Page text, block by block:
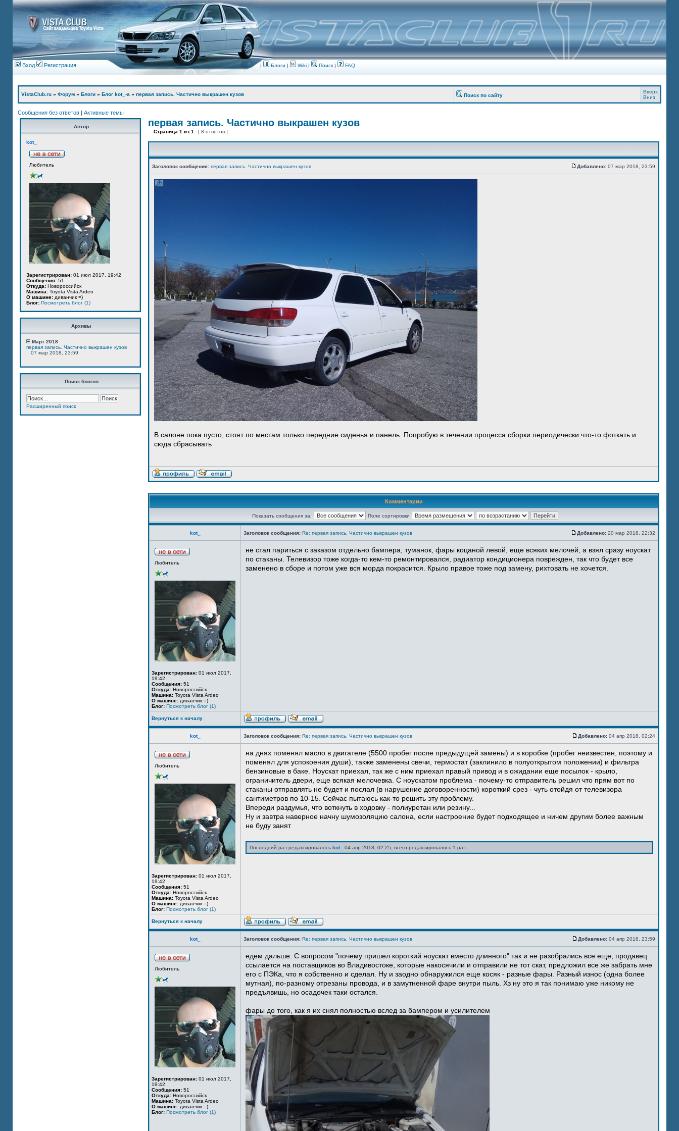
Вход Регистрация | Блоги | Wiki | Поиск| FAQ
VistaClub.ru » Форум » Блоги » Блог kot_-а » первая запись. Частично выкрашен кузов Поиск по сайту
Вверх
Вниз
Сообщения без ответов | Активные темы
Автор
kot_
Любитель
Зарегистрирован: 01 июл 2017, 19:42
Сообщения: 51
Откуда: Новороссийск
Машина: Toyota Vista Ardeo
О машине: диванчик =)
Блог: Посмотреть блог (1)
Архивы
Март 2018
первая запись. Частично выкрашен кузов
07 мар 2018, 23:59
Поиск блогов
Расширенный поиск
первая запись. Частично выкрашен кузов
Страница 1 из 1 [ 8 ответов ]
Заголовок сообщения: первая запись. Частично выкрашен кузов Добавлено: 07 мар 2018, 23:59
В салоне пока пусто, стоят по местам только передние сиденья и панель. Попробую в течении процесса сборки периодически что-то фоткать и
сюда сбрасывать
Комментарии
Показать сообщения за: Поле сортировки
kot_ Заголовок сообщения: Re: первая запись. Частично выкрашен кузов Добавлено: 20 мар 2018, 22:32
Любитель
Зарегистрирован: 01 июл 2017,
19:42
Сообщения: 51
Откуда: Новороссийск
Машина: Toyota Vista Ardeo
О машине: диванчик =)
Блог: Посмотреть блог (1)
не стал париться с заказом отдельно бампера, туманок, фары коцаной левой, еще всяких мелочей, а взял сразу ноускат
по стаканы. Телевизор тоже когда-то кем-то ремонтировался, радиатор кондиционера поврежден, так что будет все
заменено в сборе и потом уже вся морда покрасится. Крыло правое тоже под замену, рихтовать не хочется.
Вернуться к началу
kot_ Заголовок сообщения: Re: первая запись. Частично выкрашен кузов Добавлено: 04 апр 2018, 02:24
Любитель
Зарегистрирован: 01 июл 2017,
19:42
Сообщения: 51
Откуда: Новороссийск
Машина: Toyota Vista Ardeo
О машине: диванчик =)
Блог: Посмотреть блог (1)
на днях поменял масло в двигателе (5500 пробег после предыдущей замены) и в коробке (пробег неизвестен, поэтому и
поменял для успокоения души), также заменены свечи, термостат (заклинило в полуоткрытом положении) и фильтра
бензиновые в баке. Ноускат приехал, так же с ним приехал правый привод и в ожидании еще посылок - крыло,
ограничитель двери, еще всякая мелочевка. С ноускатом проблема - почему-то отправитель решил что прям вот по
стаканы отправлять не будет и послал (в нарушение договоренности) короткий срез - чуть отойдя от телевизора
сантиметров по 10-15. Сейчас пытаюсь как-то решить эту проблему.
Впереди раздумья, что воткнуть в ходовку - полиуретан или резину...
Ну и завтра наверное начну шумозоляцию салона, если настроение будет подходящее и ничем другим более важным
не буду занят
Последний раз редактировалось kot_ 04 апр 2018, 02:25, всего редактировалось 1 раз.
Вернуться к началу
kot_ Заголовок сообщения: Re: первая запись. Частично выкрашен кузов Добавлено: 04 апр 2018, 23:59
Любитель
Зарегистрирован: 01 июл 2017,
19:42
Сообщения: 51
Откуда: Новороссийск
Машина: Toyota Vista Ardeo
О машине: диванчик =)
Блог: Посмотреть блог (1)
едем дальше. С вопросом "почему пришел короткий ноускат вместо длинного" так и не разобрались все еще, продавец
ссылается на поставщиков во Владивостоке, которые накосячили и отправили не тот скат, предложил все же забрать мне
его с ПЭКа, что я собственно и сделал. Ну и заодно обнаружился еще косяк - разные фары. Разный износ (одна более
мутная), по-разному отрезаны провода, и в замутненной фаре внутри пыль. Хз ну это я так понимаю уже никому не
предъявишь, но осадочек таки остался.
фары до того, как я их снял полностью вслед за бампером и усилителем